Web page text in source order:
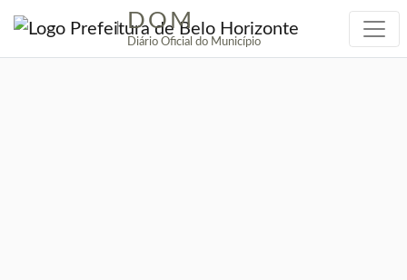
| DOM
Diário Oficial do Município